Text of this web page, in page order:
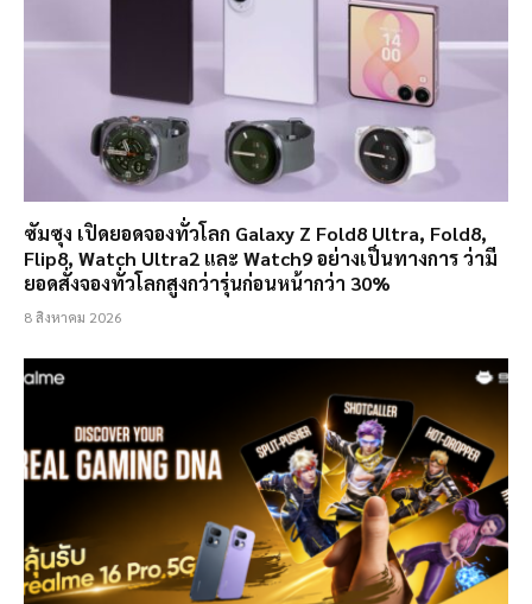
ซัมซุง เปิดยอดจองทั่วโลก Galaxy Z Fold8 Ultra, Fold8,
Flip8, Watch Ultra2 และ Watch9 อย่างเป็นทางการ ว่ามี
ยอดสั่งจองทั่วโลกสูงกว่ารุ่นก่อนหน้ากว่า 30%
8 สิงหาคม 2026